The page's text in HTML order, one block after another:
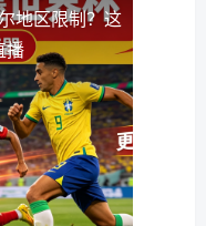
地区限制？这
播